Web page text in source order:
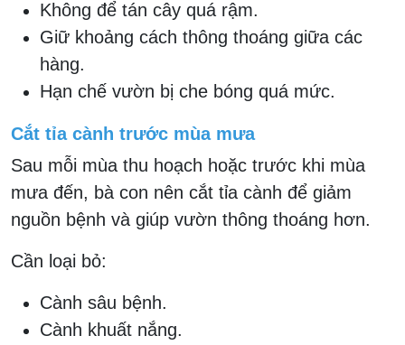
Không để tán cây quá rậm.
Giữ khoảng cách thông thoáng giữa các
hàng.
Hạn chế vườn bị che bóng quá mức.
Cắt tỉa cành trước mùa mưa
Sau mỗi mùa thu hoạch hoặc trước khi mùa
mưa đến, bà con nên cắt tỉa cành để giảm
nguồn bệnh và giúp vườn thông thoáng hơn.
Cần loại bỏ:
Cành sâu bệnh.
Cành khuất nắng.